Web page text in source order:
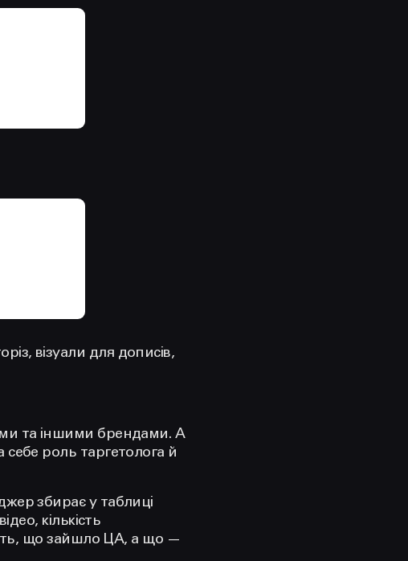
візуали для дописів,
та іншими брендами. А
роль таргетолога й
збирає у таблиці
кількість
що зайшло ЦА, а що —